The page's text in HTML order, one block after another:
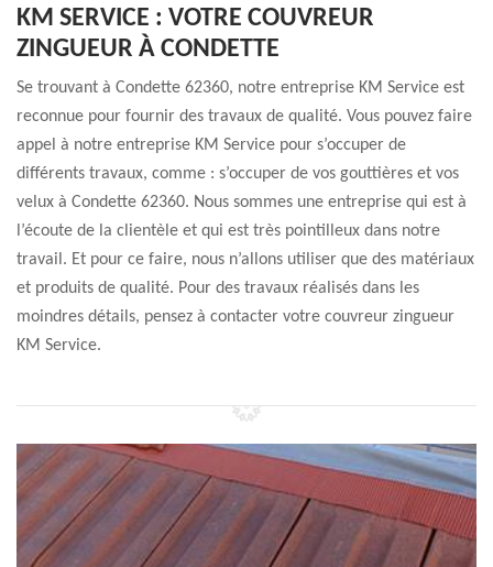
KM SERVICE : VOTRE COUVREUR
ZINGUEUR À CONDETTE
Se trouvant à Condette 62360, notre entreprise KM Service est
reconnue pour fournir des travaux de qualité. Vous pouvez faire
appel à notre entreprise KM Service pour s’occuper de
différents travaux, comme : s’occuper de vos gouttières et vos
velux à Condette 62360. Nous sommes une entreprise qui est à
l’écoute de la clientèle et qui est très pointilleux dans notre
travail. Et pour ce faire, nous n’allons utiliser que des matériaux
et produits de qualité. Pour des travaux réalisés dans les
moindres détails, pensez à contacter votre couvreur zingueur
KM Service.